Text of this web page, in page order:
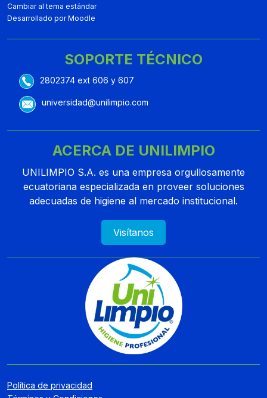
Cambiar al tema estándar
Desarrollado porMoodle
ACERCA DE UNILIMPIO
UNILIMPIO S.A. es una empresa orgullosamente
ecuatoriana especializada en proveer soluciones
adecuadas de higiene al mercado institucional.
Visítanos
SOPORTE TÉCNICO
2802374 ext 606 y 607
universidad@unilimpio.com
Política de privacidad